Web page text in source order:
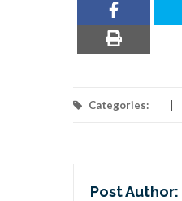
Categories:
Post Author: